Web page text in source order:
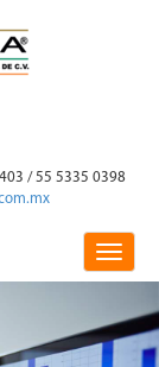
/ 55 5335 0398
Toggle